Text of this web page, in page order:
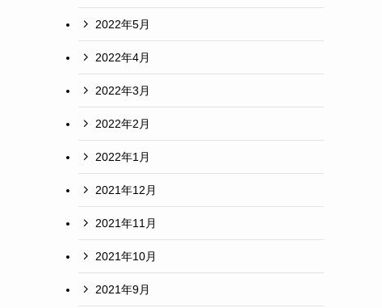
2022年5月
2022年4月
2022年3月
2022年2月
2022年1月
2021年12月
2021年11月
2021年10月
2021年9月